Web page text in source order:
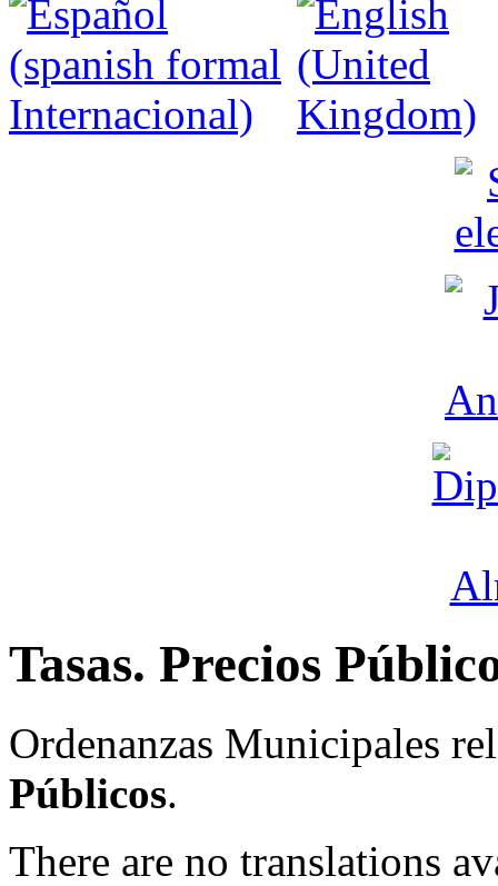
Tasas. Precios
Ordenanzas Municipales
Públicos.
There are no translations